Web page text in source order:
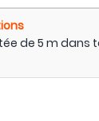
de 5 m dans